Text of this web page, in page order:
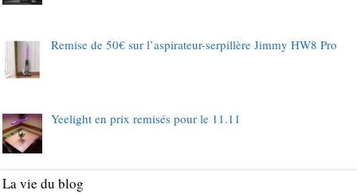
Remise de 50€ sur l’aspirateur-serpillère Jimmy HW8 Pro
Yeelight en prix remisés pour le 11.11
La vie du blog